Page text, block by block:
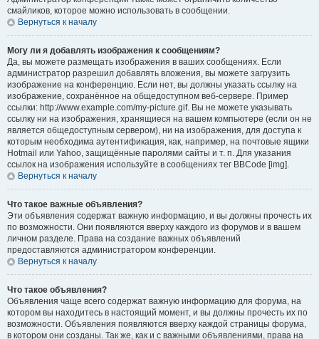
смайликов, которое можно использовать в сообщении.
Вернуться к началу
Могу ли я добавлять изображения к сообщениям?
Да, вы можете размещать изображения в ваших сообщениях. Если
администратор разрешил добавлять вложения, вы можете загрузить
изображение на конференцию. Если нет, вы должны указать ссылку на
изображение, сохранённое на общедоступном веб-сервере. Пример
ссылки: http://www.example.com/my-picture.gif. Вы не можете указывать
ссылку ни на изображения, хранящиеся на вашем компьютере (если он не
является общедоступным сервером), ни на изображения, для доступа к
которым необходима аутентификация, как, например, на почтовые ящики
Hotmail или Yahoo, защищённые паролями сайты и т. п. Для указания
ссылок на изображения используйте в сообщениях тег BBCode [img].
Вернуться к началу
Что такое важные объявления?
Эти объявления содержат важную информацию, и вы должны прочесть их
по возможности. Они появляются вверху каждого из форумов и в вашем
личном разделе. Права на создание важных объявлений
предоставляются администратором конференции.
Вернуться к началу
Что такое объявления?
Объявления чаще всего содержат важную информацию для форума, на
котором вы находитесь в настоящий момент, и вы должны прочесть их по
возможности. Объявления появляются вверху каждой страницы форума,
в котором они созданы. Так же, как и с важными объявлениями, права на